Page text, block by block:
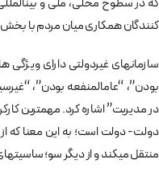
کنندگان همکاری ميان مردم با
سازمان­های غیردولتی دارای ویژگی
بودن”، “عام­المنفعه بودن”،
در مديريت” اشاره كرد. مهم­ترین
دولت- دولت است؛ به اين معنا كه
منتقل می­کند و از ديگر سو؛